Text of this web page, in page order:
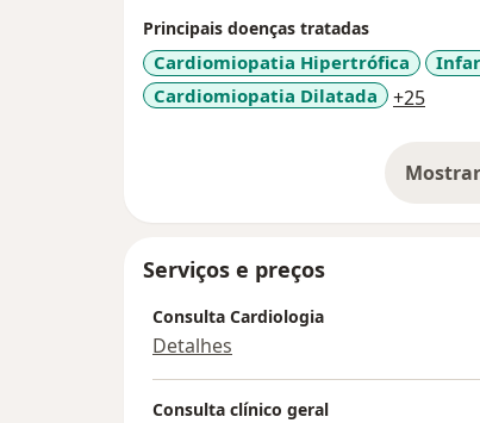
Principais doenças tratadas
Cardiomiopatia Hipertrófica
Cardiomiopatia Dilatada
+25
Serviços e preços
Consulta Cardiologia
Detalhes
Consulta clínico geral